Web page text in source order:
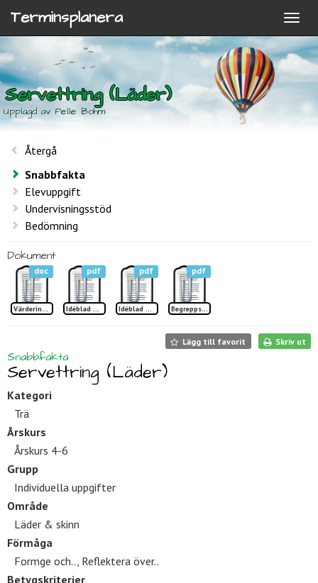
Terminsplanera
Servettring (Läder)
Upplagd av Pelle Bohm
Återgå
Snabbfakta
Elevuppgift
Undervisningsstöd
Bedömning
Dokument
doc
Värdering Servettring läder
pdf
Idéblad Servettring sid 1 TP
pdf
Idéblad Servettring sid 2 TP
pdf
Begreppslista Servettring TP
Lägg till favorit Skriv ut
Snabbfakta
Servettring (Läder)
Kategori
Trä
Årskurs
Årskurs 4-6
Grupp
Individuella uppgifter
Område
Läder & skinn
Förmåga
Formge och.., Reflektera över..
Betygskriterier